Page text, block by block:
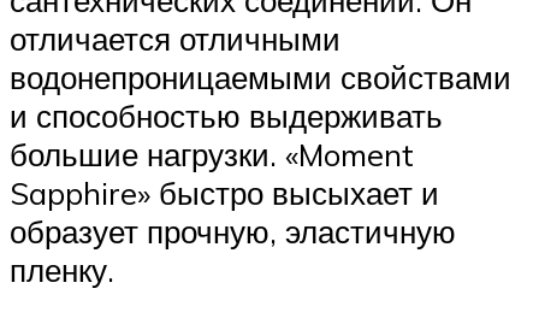
отличается отличными
водонепроницаемыми свойствами
и способностью выдерживать
большие нагрузки. «Moment
Sapphire» быстро высыхает и
образует прочную, эластичную
пленку.